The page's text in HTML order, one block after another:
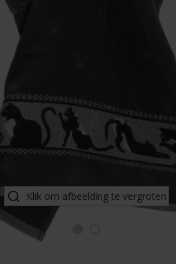
Klik om afbeelding te vergroten